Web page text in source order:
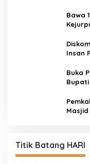
Bawa
Insan
Buka
Kerinci
Titik Batang HARI